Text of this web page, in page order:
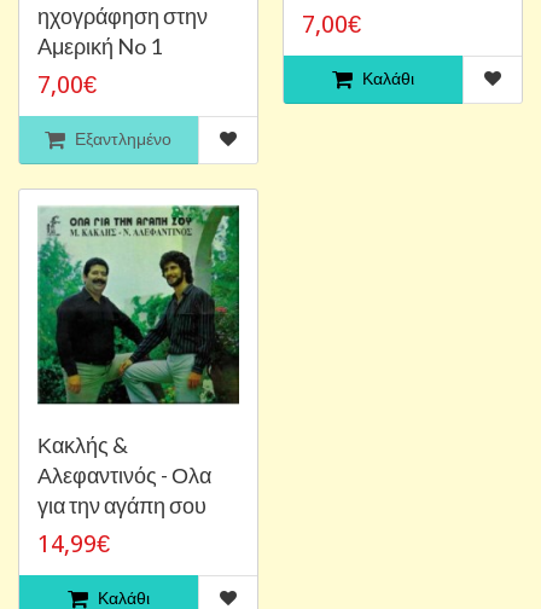
ηχογράφηση στην
Aμερική No 1
7,00€
Εξαντλημένο
7,00€
Καλάθι
Κακλής &
Αλεφαντινός - Ολα
για την αγάπη σου
14,99€
Καλάθι